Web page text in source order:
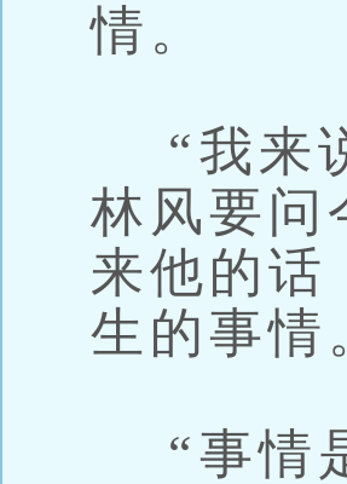
情。
“我来
林风要问
来他的话
生的事情
“事情